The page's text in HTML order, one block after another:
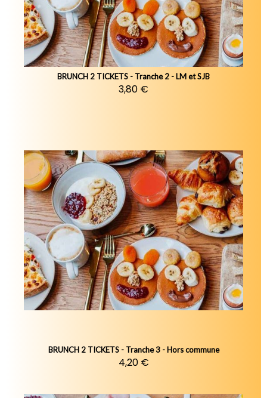
BRUNCH 2 TICKETS - Tranche 2 - LM et SJB
3,80 €
BRUNCH 2 TICKETS - Tranche 3 - Hors commune
4,20 €